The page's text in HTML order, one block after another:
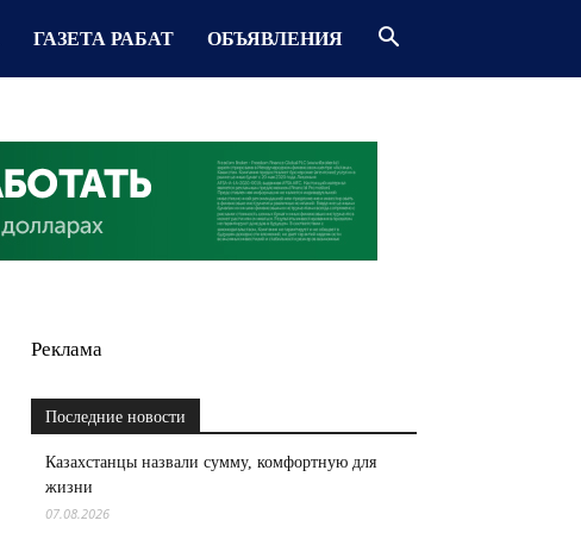
ГАЗЕТА РАБАТ ОБЪЯВЛЕНИЯ
Реклама
Последние новости
Казахстанцы назвали сумму, комфортную для
жизни
07.08.2026